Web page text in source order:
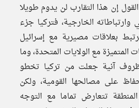
إن هذا التقارب لن يدوم طويلا
الخارجية، فتركيا جزء
بعلاقات مصيرية مع إسرائيل
المتميزة مع الولايات المتحدة، وما
آنية جعلت من تركيا تخطو
على مصالحها القومية، ولكن
تتعارض تماما مع التوجه